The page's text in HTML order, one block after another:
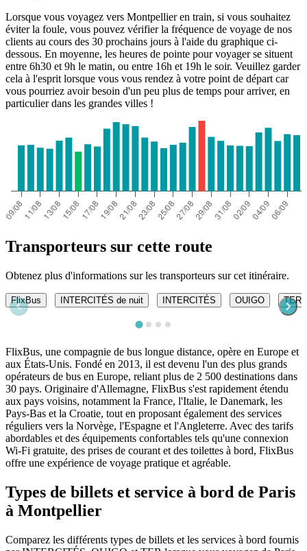
Lorsque vous voyagez vers Montpellier en train, si vous souhaitez
éviter la foule, vous pouvez vérifier la fréquence de voyage de nos
clients au cours des 30 prochains jours à l'aide du graphique ci-
dessous. En moyenne, les heures de pointe pour voyager se situent
entre 6h30 et 9h le matin, ou entre 16h et 19h le soir. Veuillez garder
cela à l'esprit lorsque vous vous rendez à votre point de départ car
vous pourriez avoir besoin d'un peu plus de temps pour arriver, en
particulier dans les grandes villes !
Transporteurs sur cette route
Obtenez plus d'informations sur les transporteurs sur cet itinéraire.
FlixBus INTERCITÉS de nuit INTERCITÉS OUIGO TER
FlixBus, une compagnie de bus longue distance, opère en Europe et
aux États-Unis. Fondé en 2013, il est devenu l'un des plus grands
opérateurs de bus en Europe, reliant plus de 2 500 destinations dans
30 pays. Originaire d'Allemagne, FlixBus s'est rapidement étendu
aux pays voisins, notamment la France, l'Italie, le Danemark, les
Pays-Bas et la Croatie, tout en proposant également des services
réguliers vers la Norvège, l'Espagne et l'Angleterre. Avec des tarifs
abordables et des équipements confortables tels qu'une connexion
Wi-Fi gratuite, des prises de courant et des toilettes à bord, FlixBus
offre une expérience de voyage pratique et agréable.
Types de billets et service à bord de Paris
à Montpellier
Comparez les différents types de billets et les services à bord fournis